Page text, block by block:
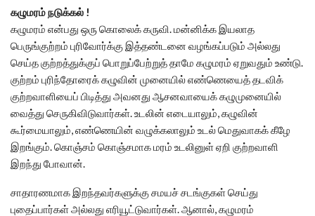
கழுமரம் நடுக்கல் !
கழுமரம் என்பது ஒரு கொலைக் கருவி. மன்னிக்க இயலாத
பெருங்குற்றம் புரிவோர்க்கு இத்தண்டனை வழங்கப்படும் அல்லது
செய்த குற்றத்துக்குப் பொறுப்பேற்றுத் தாமே கழுமரம் ஏறுவதும் உண்டு.
குற்றம் புரிந்தோரைக் கழுவின் முனையில் எண்ணெயைத் தடவிக்
குற்றவாளியைப் பிடித்து அவனது ஆசனவாயைக் கழுமுனையில்
வைத்து செருகிவிடுவார்கள். உடலின் எடையாலும், கழுவின்
கூர்மையாலும், எண்ணெயின் வழுக்கலாலும் உடல் மெதுவாகக் கீழே
இறங்கும். கொஞ்சம் கொஞ்சமாக மரம் உடலினுள் ஏறி குற்றவாளி
இறந்து போவான்.
சாதாரணமாக இறந்தவர்களுக்கு சமயச் சடங்குகள் செய்து
புதைப்பார்கள் அல்லது எரியூட்டுவார்கள். ஆனால், கழுமரம்